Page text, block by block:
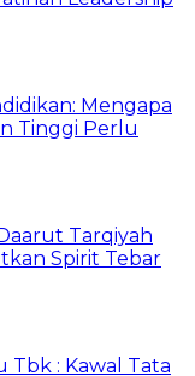
Mengapa
Tinggi Perlu
Tarqiyah
Spirit Tebar
Tbk : Kawal Tata